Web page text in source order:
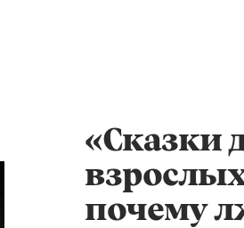
«Сказки
почему